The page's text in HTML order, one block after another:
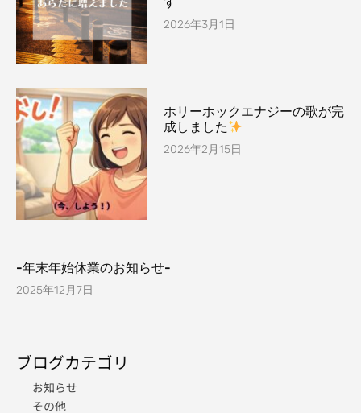
2026年3月1日
ホリーホックエナジーの歌が完
成しました
2026年2月15日
-年末年始休業のお知らせ-
2025年12月7日
ブログカテゴリ
お知らせ
その他